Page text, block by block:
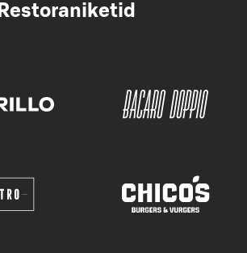
Restoraniketid